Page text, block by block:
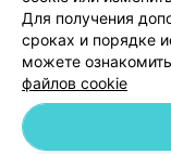
© 2026 ООО «Артокс
Для получения
сроках и порядке
можете
файлов cookie